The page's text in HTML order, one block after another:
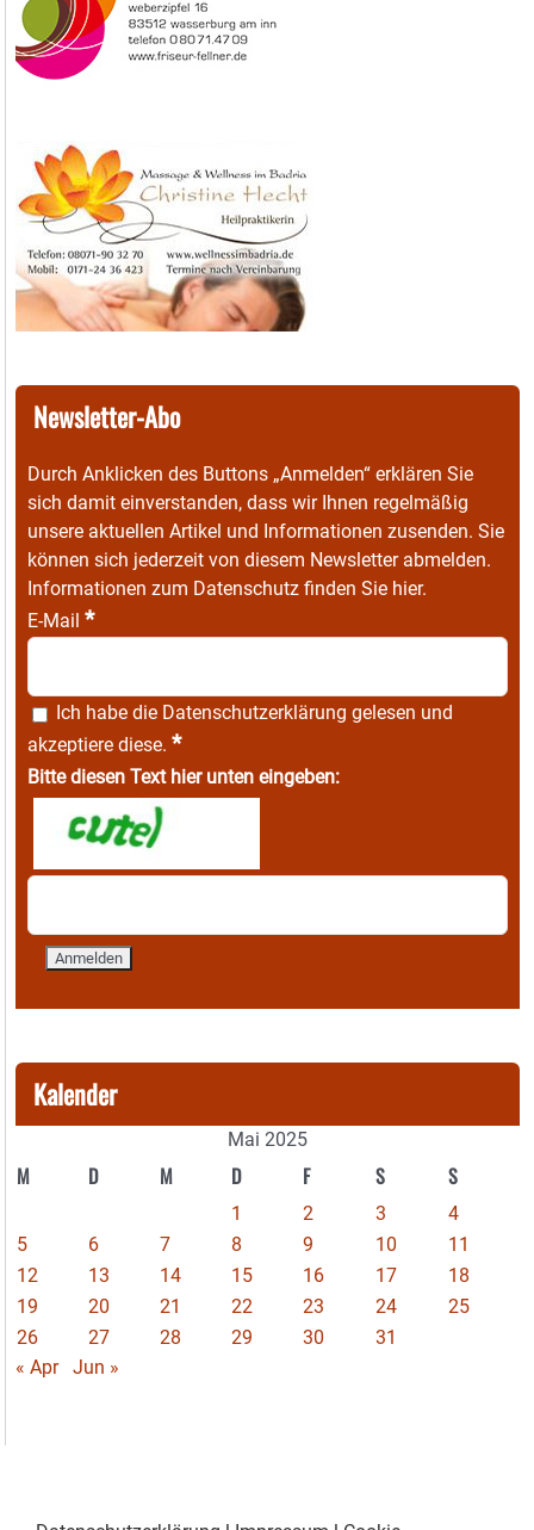
Newsletter-Abo
Durch Anklicken des Buttons „Anmelden“ erklären Sie
sich damit einverstanden, dass wir Ihnen regelmäßig
unsere aktuellen Artikel und Informationen zusenden. Sie
können sich jederzeit von diesem Newsletter abmelden.
Informationen zum Datenschutz finden Sie hier.
E-Mail *
Ich habe die Datenschutzerklärung gelesen und
akzeptiere diese. *
Bitte diesen Text hier unten eingeben:
Kalender
Mai 2025
M D M D F S S
1 2 3
4
5
6 7 8 9 10
11
12
13 14 15 16 17
18
19
20 21 22 23 24
25
26
27 28 29 30
31
« Apr
Jun »